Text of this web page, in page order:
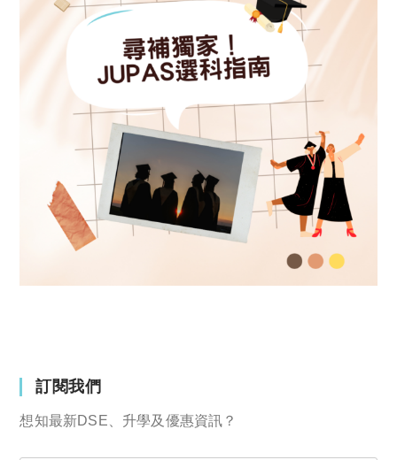
訂閱我們
想知最新DSE、升學及優惠資訊？